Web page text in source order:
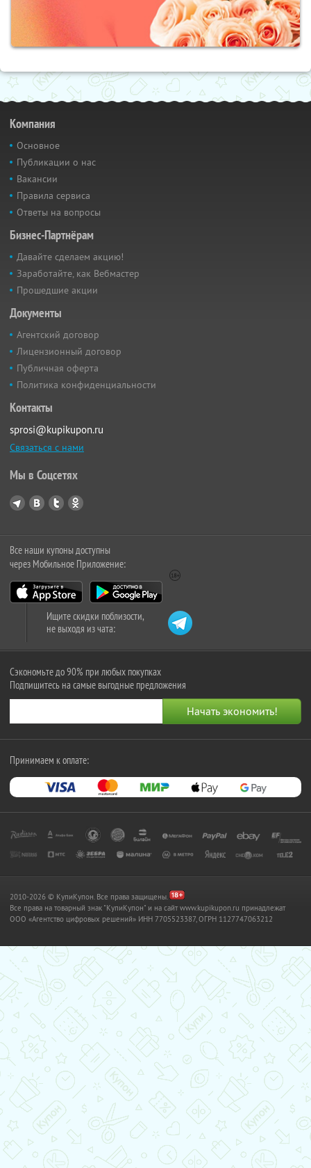
Компания
Основное
Публикации о нас
Вакансии
Правила сервиса
Ответы на вопросы
Бизнес-Партнёрам
Давайте сделаем акцию!
Заработайте, как Вебмастер
Прошедшие акции
Документы
Агентский договор
Лицензионный договор
Публичная оферта
Политика конфиденциальности
Контакты
sprosi@kupikupon.ru
Связаться с нами
Мы в Соцсетях
Все наши купоны доступны
через Мобильное Приложение:
Ищите скидки поблизости,
не выходя из чата:
Сэкономьте до 90% при любых покупках
Подпишитесь на самые выгодные предложения
Принимаем к оплате:
2010-2026 © КупиКупон. Все права защищены.
Все права на товарный знак "КупиКупон" и на сайт www.kupikupon.ru принадлежат
OOO «Агентство цифровых решений» ИНН 7705523387, ОГРН 1127747063212